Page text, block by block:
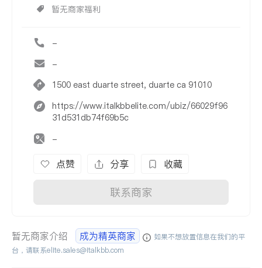
暂无商家福利
-
-
1500 east duarte street, duarte ca 91010
https://www.italkbbelite.com/ubiz/66029f96
31d531db74f69b5c
-
点赞 分享 收藏
联系商家
暂无商家介绍 成为精英商家
如果不想放置信息在我们的平
台，请联系elite.sales@italkbb.com